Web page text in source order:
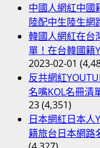
中國人網紅中國
陸配中生陸生網
韓國人網紅在台
單！在台韓國籍
2023-02-01
反共網紅
名嘴KOL名冊清
23(4,351)
日本網紅日本人
籍旅台日本網路